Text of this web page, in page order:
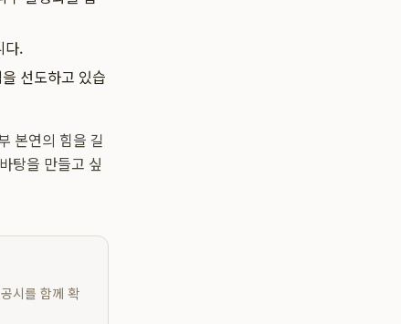
다.
선도하고 있습
본연의 힘을 길
탕을 만들고 싶
시를 함께 확